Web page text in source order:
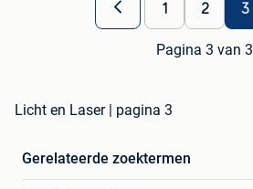
1 2 3
Pagina 3 van 3
Licht en Laser | pagina 3
Gerelateerde zoektermen